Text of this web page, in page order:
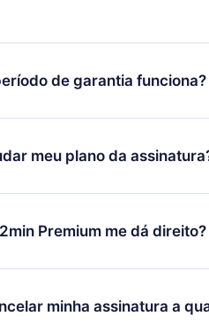
de garantia funciona?
baixar nosso aplicativo e
ficar satisfeito com nossa
(contato@12min.com)
meu plano da
mudança só se aplicará a
você decidiu mudar sua
o plano anual, o novo plano
Premium me dá direito?
é um plano que te
em 3 línguas (Inglês,
momento através do
minha assinatura a